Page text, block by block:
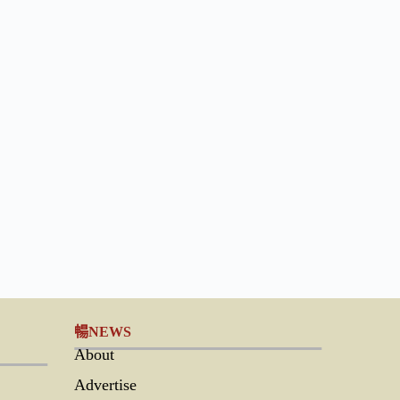
暢NEWS
About
Advertise